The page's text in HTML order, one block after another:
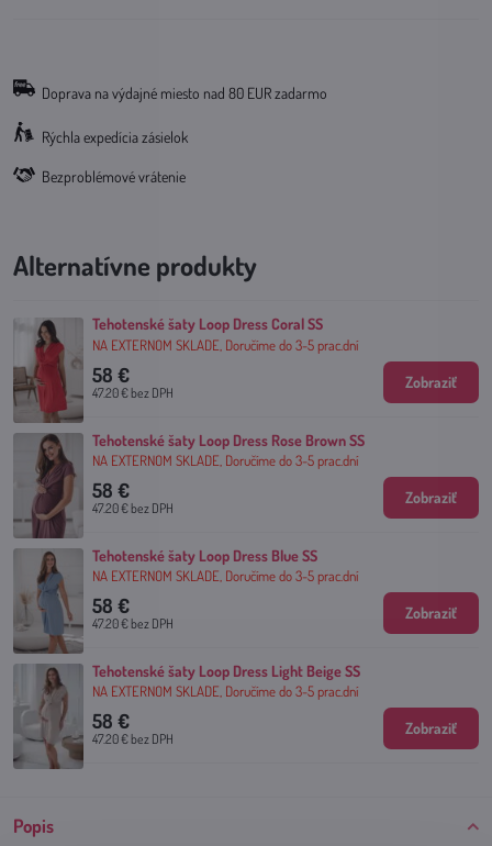
Doprava na výdajné miesto nad 80 EUR zadarmo
Rýchla expedícia zásielok
Bezproblémové vrátenie
Popis
Alternatívne produkty
Tehotenské šaty Loop Dress Coral SS
NA EXTERNOM SKLADE, Doručíme do 3-5 prac.dní
58 €
47.20 €bez DPH
Zobraziť
Tehotenské šaty Loop Dress Rose Brown SS
NA EXTERNOM SKLADE, Doručíme do 3-5 prac.dní
58 €
47.20 €bez DPH
Zobraziť
Tehotenské šaty Loop Dress Blue SS
NA EXTERNOM SKLADE, Doručíme do 3-5 prac.dní
58 €
47.20 €bez DPH
Zobraziť
Tehotenské šaty Loop Dress Light Beige SS
NA EXTERNOM SKLADE, Doručíme do 3-5 prac.dní
58 €
47.20 €bez DPH
Zobraziť